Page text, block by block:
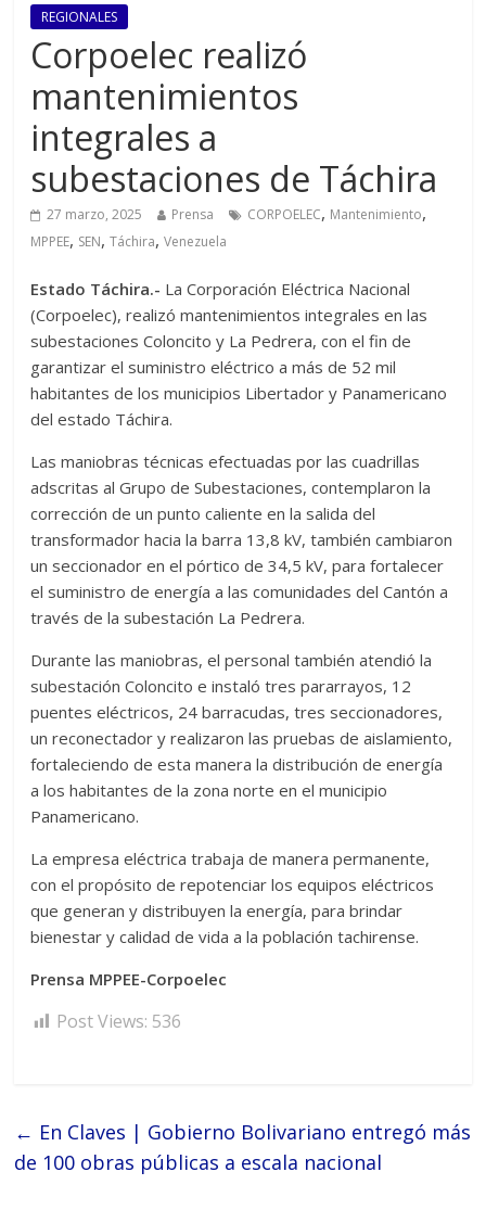
REGIONALES
Corpoelec realizó
mantenimientos
integrales a
subestaciones de Táchira
27 marzo, 2025 Prensa CORPOELEC, Mantenimiento,
MPPEE, SEN,Táchira,Venezuela
Estado Táchira.- La Corporación Eléctrica Nacional
(Corpoelec), realizó mantenimientos integrales en las
subestaciones Coloncito y La Pedrera, con el fin de
garantizar el suministro eléctrico a más de 52 mil
habitantes de los municipios Libertador y Panamericano
del estado Táchira.
Las maniobras técnicas efectuadas por las cuadrillas
adscritas al Grupo de Subestaciones, contemplaron la
corrección de un punto caliente en la salida del
transformador hacia la barra 13,8 kV, también cambiaron
un seccionador en el pórtico de 34,5 kV, para fortalecer
el suministro de energía a las comunidades del Cantón a
través de la subestación La Pedrera.
Durante las maniobras, el personal también atendió la
subestación Coloncito e instaló tres pararrayos, 12
puentes eléctricos, 24 barracudas, tres seccionadores,
un reconectador y realizaron las pruebas de aislamiento,
fortaleciendo de esta manera la distribución de energía
a los habitantes de la zona norte en el municipio
Panamericano.
La empresa eléctrica trabaja de manera permanente,
con el propósito de repotenciar los equipos eléctricos
que generan y distribuyen la energía, para brindar
bienestar y calidad de vida a la población tachirense.
Prensa MPPEE-Corpoelec
Post Views: 536
← En Claves | Gobierno Bolivariano entregó más
de 100 obras públicas a escala nacional